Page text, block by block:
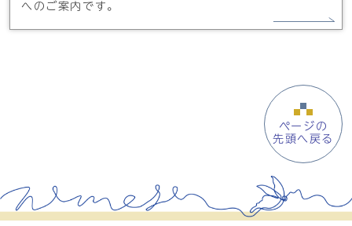
へのご案内です。
ページの
先頭へ戻る